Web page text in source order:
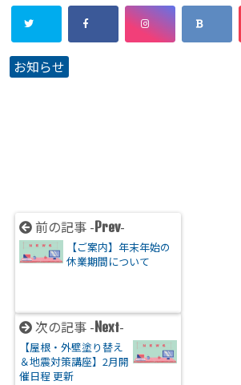
お知らせ
前の記事 - Prev-
【ご案内】年末年始の
休業期間について
次の記事 - Next-
【屋根・外壁塗り替え
＆地震対策講座】2月開
催日程 更新